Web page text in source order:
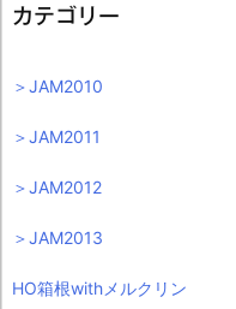
カテゴリー
＞JAM2010
＞JAM2011
＞JAM2012
＞JAM2013
HO箱根withメルクリン